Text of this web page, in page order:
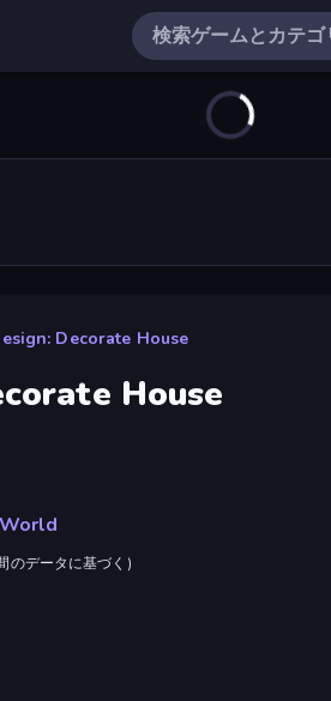
Decorate House
House
のデータに基づく )